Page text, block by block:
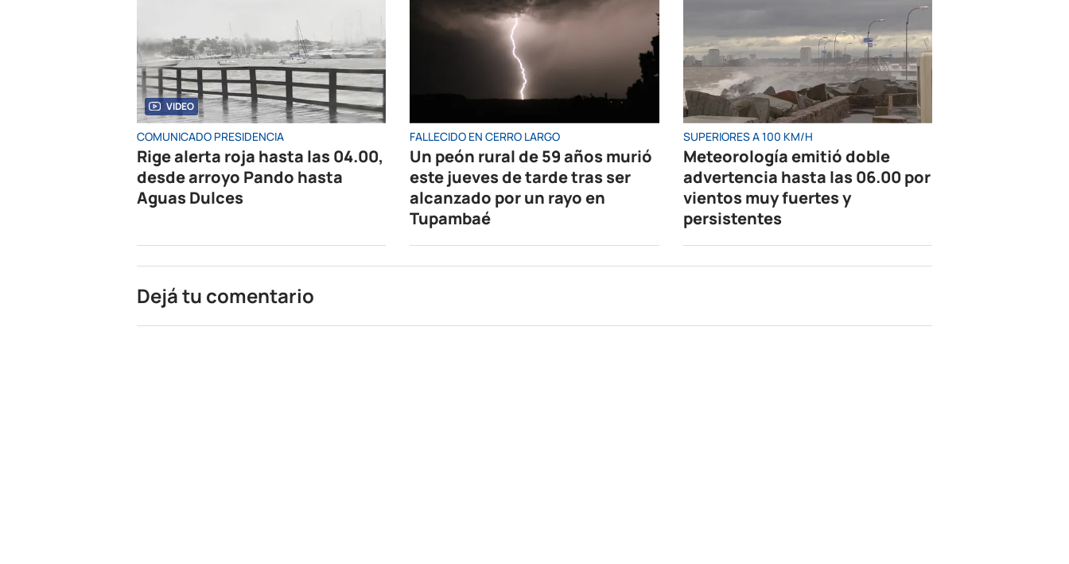
VIDEO
COMUNICADO PRESIDENCIA
Rige alerta roja hasta las 04.00,
desde arroyo Pando hasta
Aguas Dulces
FALLECIDO EN CERRO LARGO
Un peón rural de 59 años murió
este jueves de tarde tras ser
alcanzado por un rayo en
Tupambaé
SUPERIORES A 100 KM/H
Meteorología emitió doble
advertencia hasta las 06.00 por
vientos muy fuertes y
persistentes
Dejá tu comentario